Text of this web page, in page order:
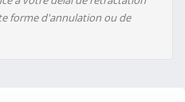
forme d'annulation ou de